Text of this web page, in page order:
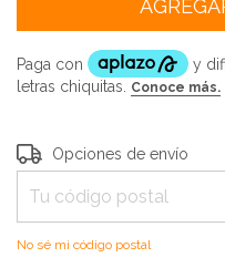
Entregas para el CP:
Opciones de envío
No sé mi código postal